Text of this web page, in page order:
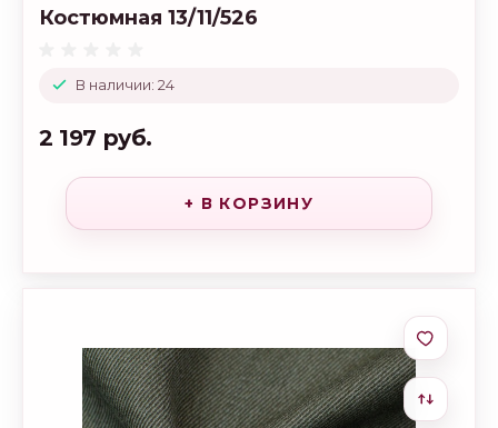
В наличии: 24
Костюмная 13/11/526
2 197 руб.
+ В КОРЗИНУ